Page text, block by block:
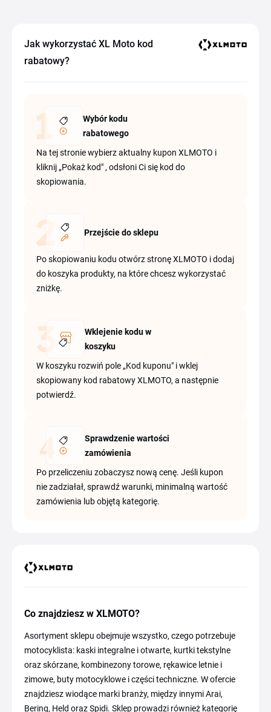
Jak wykorzystać XL Moto kod
rabatowy?
Wybór kodu
rabatowego
Na tej stronie wybierz aktualny kupon XLMOTO i
kliknij „Pokaż kod" , odsłoni Ci się kod do
skopiowania.
Przejście do sklepu
Po skopiowaniu kodu otwórz stronę XLMOTO i dodaj
do koszyka produkty, na które chcesz wykorzystać
zniżkę.
Wklejenie kodu w
koszyku
W koszyku rozwiń pole „Kod kuponu" i wklej
skopiowany kod rabatowy XLMOTO, a następnie
potwierdź.
Sprawdzenie wartości
zamówienia
Po przeliczeniu zobaczysz nową cenę. Jeśli kupon
nie zadziałał, sprawdź warunki, minimalną wartość
zamówienia lub objętą kategorię.
Co znajdziesz w XLMOTO?
Asortyment sklepu obejmuje wszystko, czego potrzebuje
motocyklista: kaski integralne i otwarte, kurtki tekstylne
oraz skórzane, kombinezony torowe, rękawice letnie i
zimowe, buty motocyklowe i części techniczne. W ofercie
znajdziesz wiodące marki branży, między innymi Arai,
Bering, Held oraz Spidi. Sklep prowadzi również kategorię